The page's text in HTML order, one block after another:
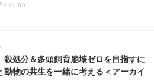
11:00
殺処分＆多頭飼育崩壊ゼロを目指すに
動物の共生を一緒に考える＜アーカイ